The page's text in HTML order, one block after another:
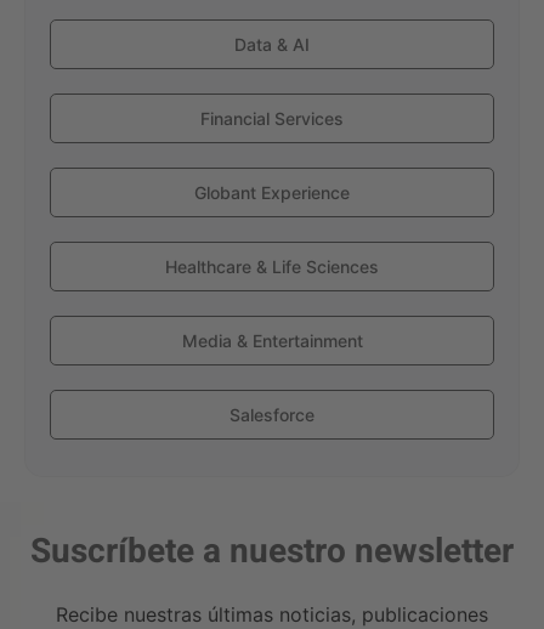
Data & AI
Financial Services
Globant Experience
Healthcare & Life Sciences
Media & Entertainment
Salesforce
Suscríbete a nuestro newsletter
Recibe nuestras últimas noticias, publicaciones